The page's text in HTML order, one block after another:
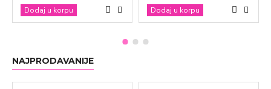
Dodaj u korpu Dodaj u korpu
NAJPRODAVANIJE